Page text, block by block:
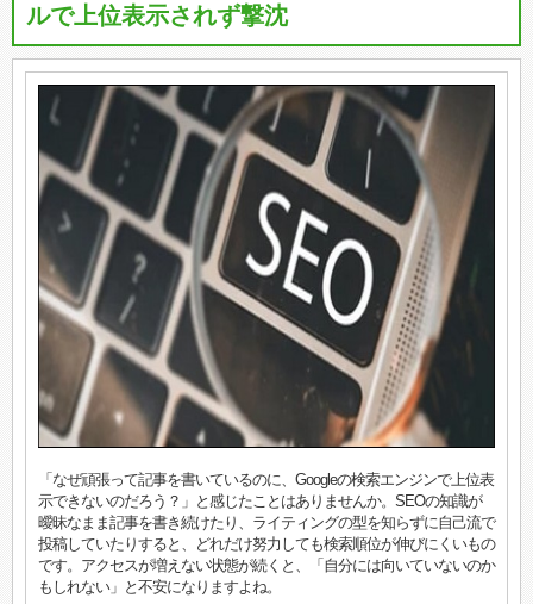
ルで上位表示されず撃沈
「なぜ頑張って記事を書いているのに、Googleの検索エンジンで上位表
示できないのだろう？」と感じたことはありませんか。SEOの知識が
曖昧なまま記事を書き続けたり、ライティングの型を知らずに自己流で
投稿していたりすると、どれだけ努力しても検索順位が伸びにくいもの
です。アクセスが増えない状態が続くと、「自分には向いていないのか
もしれない」と不安になりますよね。